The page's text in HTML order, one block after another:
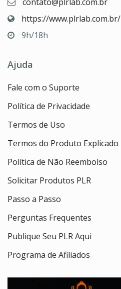
https://www.plrlab.com.br/
9h/18h
Ajuda
Fale com o Suporte
Política de Privacidade
Termos de Uso
Termos do Produto Explicado
Política de Não Reembolso
Solicitar Produtos PLR
Passo a Passo
Perguntas Frequentes
Publique Seu PLR Aqui
Programa de Afiliados